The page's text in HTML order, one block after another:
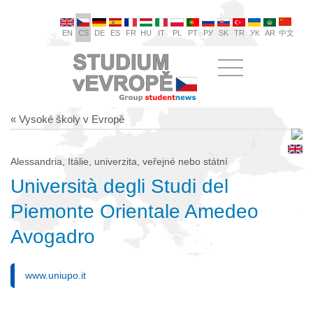
EN CS DE ES FR HU IT PL PT РУ SK TR УК AR 中文
« Vysoké školy v Evropě
Alessandria, Itálie, univerzita, veřejné nebo státní
Università degli Studi del
Piemonte Orientale Amedeo
Avogadro
www.uniupo.it